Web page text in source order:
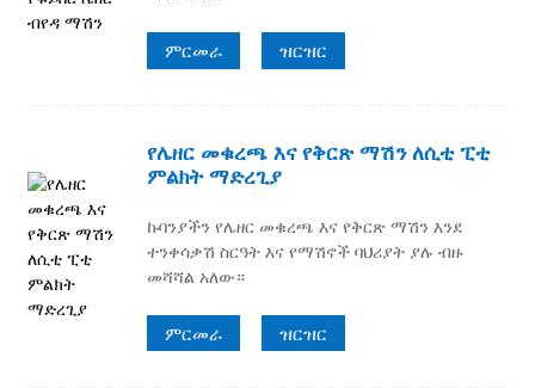
ምርመራ ዝርዝር
የሌዘር መቁረጫ እና የቅርጽ ማሽን ለሲቲ ፒቲ
ምልክት ማድረጊያ
ኩባንያችን የሌዘር መቁረጫ እና የቅርጽ ማሽን እንደ
ተንቀሳቃሽ ስርዓት እና የማሽኖች ባህሪያት ያሉ ብዙ
መሻሻል አለው።
ምርመራ ዝርዝር